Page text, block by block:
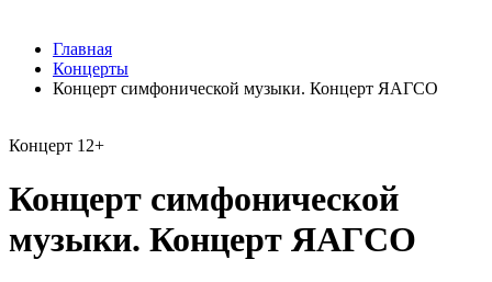
Главная
Концерты
Концерт симфонической музыки. Концерт ЯАГСО
Концерт 12+
Концерт симфонической
музыки. Концерт ЯАГСО